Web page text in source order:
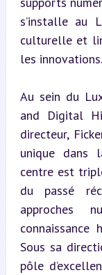
s’installe au
culturelle et
les innovations.
Au sein du
and Digital
directeur,
unique dans
centre est
du passé
approches
Sous sa
pôle